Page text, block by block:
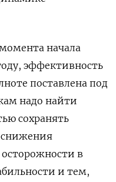
начала
эффективность
поставлена под
надо найти
сохранять
снижения
в
и тем,